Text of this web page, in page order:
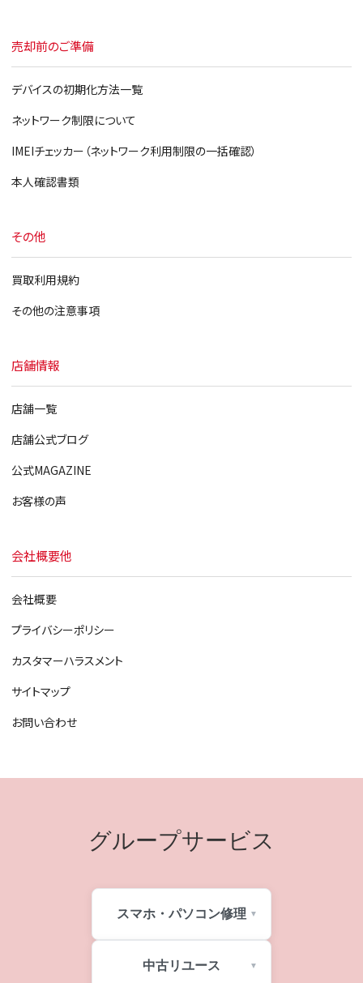
売却前のご準備
デバイスの初期化方法一覧
ネットワーク制限について
IMEIチェッカー（ネットワーク利用制限の一括確認）
本人確認書類
その他
買取利用規約
その他の注意事項
店舗情報
店舗一覧
店舗公式ブログ
公式MAGAZINE
お客様の声
会社概要他
会社概要
プライバシーポリシー
カスタマーハラスメント
サイトマップ
お問い合わせ
グループサービス
スマホ・パソコン修理
中古リユース